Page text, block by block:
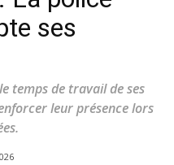
ses
temps de travail de ses
leur présence lors